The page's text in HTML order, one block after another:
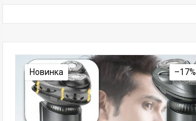
Новинка –17%